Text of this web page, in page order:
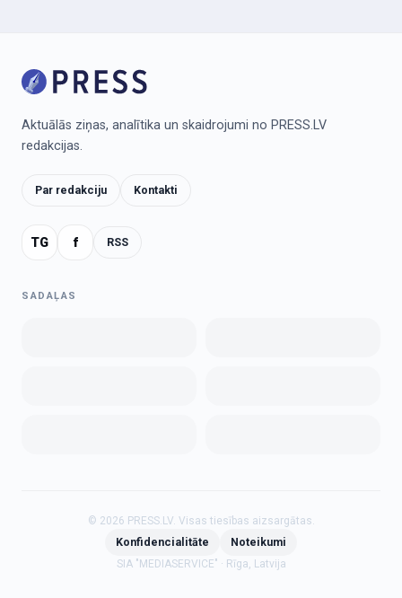
Aktuālās ziņas, analītika un skaidrojumi no PRESS.LV
redakcijas.
Par redakciju Kontakti
TG f RSS
SADAĻAS
© 2026 PRESS.LV. Visas tiesības aizsargātas.
Konfidencialitāte Noteikumi
SIA "MEDIASERVICE" · Rīga, Latvija